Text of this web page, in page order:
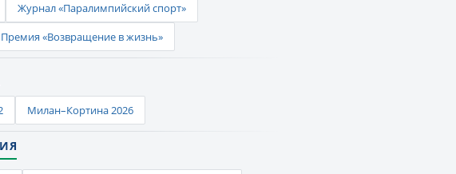
Журнал «Паралимпийский спорт»
Премия «Возвращение в жизнь»
Милан–Кортина 2026